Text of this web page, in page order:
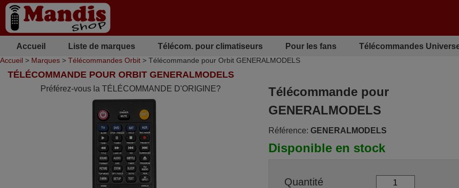
Accueil Liste de marques Télécom. pour climatiseurs Pour les fans Télécommandes
Accueil > Marques > Télécommandes Orbit > Télécommande pour Orbit GENERALMODELS
TÉLÉCOMMANDE POUR ORBIT GENERALMODELS
Préférez-vous la TÉLÉCOMMANDE D'ORIGINE?
Télécommande pour
GENERALMODELS
Référence: GENERALMODELS
Disponible en stock
Quantité